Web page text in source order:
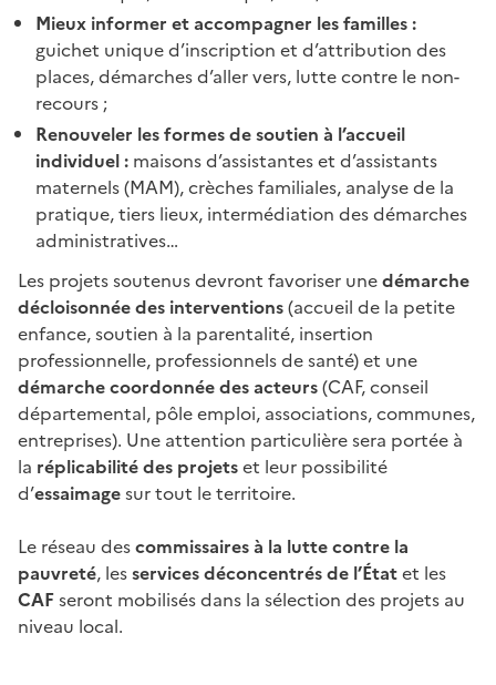
Mieux informer et accompagner les familles :
guichet unique d’inscription et d’attribution des
places, démarches d’aller vers, lutte contre le non-
recours ;
Renouveler les formes de soutien à l’accueil
individuel : maisons d’assistantes et d’assistants
maternels (MAM), crèches familiales, analyse de la
pratique, tiers lieux, intermédiation des démarches
administratives…
Les projets soutenus devront favoriser unedémarche
décloisonnée des interventions(accueil de la petite
enfance, soutien à la parentalité, insertion
professionnelle, professionnels de santé) et une
démarche coordonnée des acteurs(CAF, conseil
départemental, pôle emploi, associations, communes,
entreprises). Une attention particulière sera portée à
la réplicabilité des projetset leur possibilité
d’essaimagesur tout le territoire.
Le réseau descommissaires à la lutte contre la
pauvreté, lesservices déconcentrés de l’Étatet les
CAFseront mobilisés dans la sélection des projets au
niveau local.